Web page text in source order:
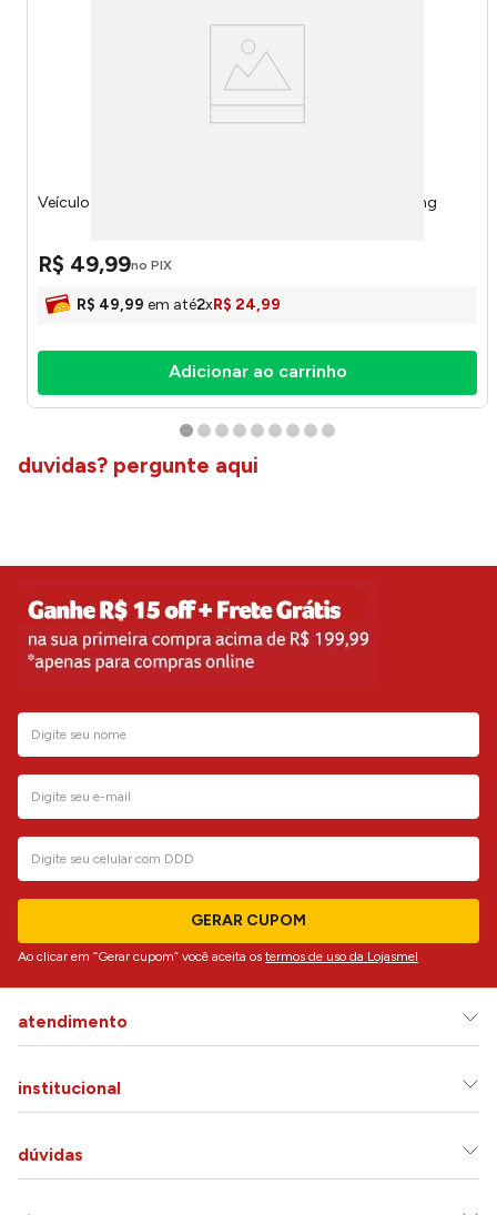
Veículo Carros Roda Livre Sortido 50962 - Disney Toyng
R$ 49,99no PIX
R$ 49,99 em até2xR$ 24,99
Adicionar ao carrinho
duvidas? pergunte aqui
GERAR CUPOM
Ao clicar em “Gerar cupom” você aceita os termos de uso da Lojasmel
atendimento
institucional
dúvidas